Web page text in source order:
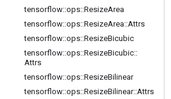
tensorflow::ops::ResizeArea
tensorflow::ops::ResizeArea::Attrs
tensorflow::ops::ResizeBicubic
tensorflow::ops::ResizeBicubic::
Attrs
tensorflow::ops::ResizeBilinear
tensorflow::ops::ResizeBilinear::Attrs